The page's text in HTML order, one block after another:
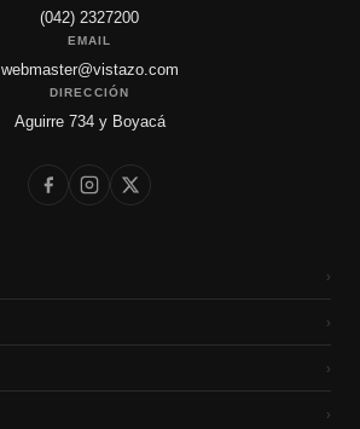
(042) 2327200
EMAIL
webmaster@vistazo.com
DIRECCIÓN
Aguirre 734 y Boyacá
›
›
›
›